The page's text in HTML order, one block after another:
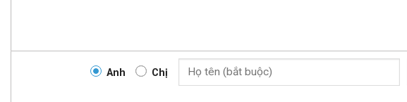
Anh Chị